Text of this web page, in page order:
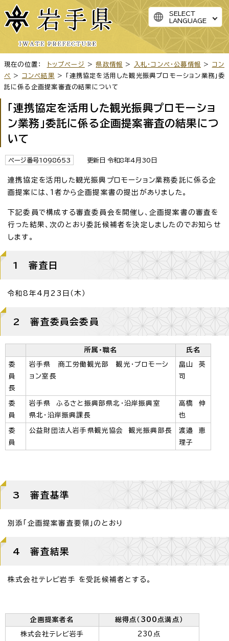
SELECT
LANGUAGE
現在の位置： トップページ > 県政情報 > 入札・コンペ・公募情報 > コン
ペ
> コンペ結果 > 「連携協定を活用した観光振興プロモーション業務」委
託に係る企画提案審査の結果について
「連携協定を活用した観光振興プロモーショ
ン業務」委託に係る企画提案審査の結果につ
いて
ページ番号1098653 更新日 令和8年4月30日
連携協定を活用した観光振興プロモーション業務委託に係る企
画提案には、1者から企画提案書の提出がありました。
下記委員で構成する審査委員会を開催し、企画提案書の審査を
行った結果、次のとおり委託候補者を決定しましたのでお知らせ
します。
1 審査日
令和8年4月23日（木）
2 審査委員会委員
所属・職名 氏名
委
員
長
岩手県 商工労働観光部 観光・プロモーシ
ョン室長
畠山 英
司
委
員
岩手県 ふるさと振興部県北・沿岸振興室
県北・沿岸振興課長
高橋 伸
也
委
員
公益財団法人岩手県観光協会 観光振興部長
渡邉 恵
理子
3 審査基準
別添「企画提案審査要領」のとおり
4 審査結果
株式会社テレビ岩手 を受託候補者とする。
企画提案者名 総得点（300点満点）
株式会社テレビ岩手 230点